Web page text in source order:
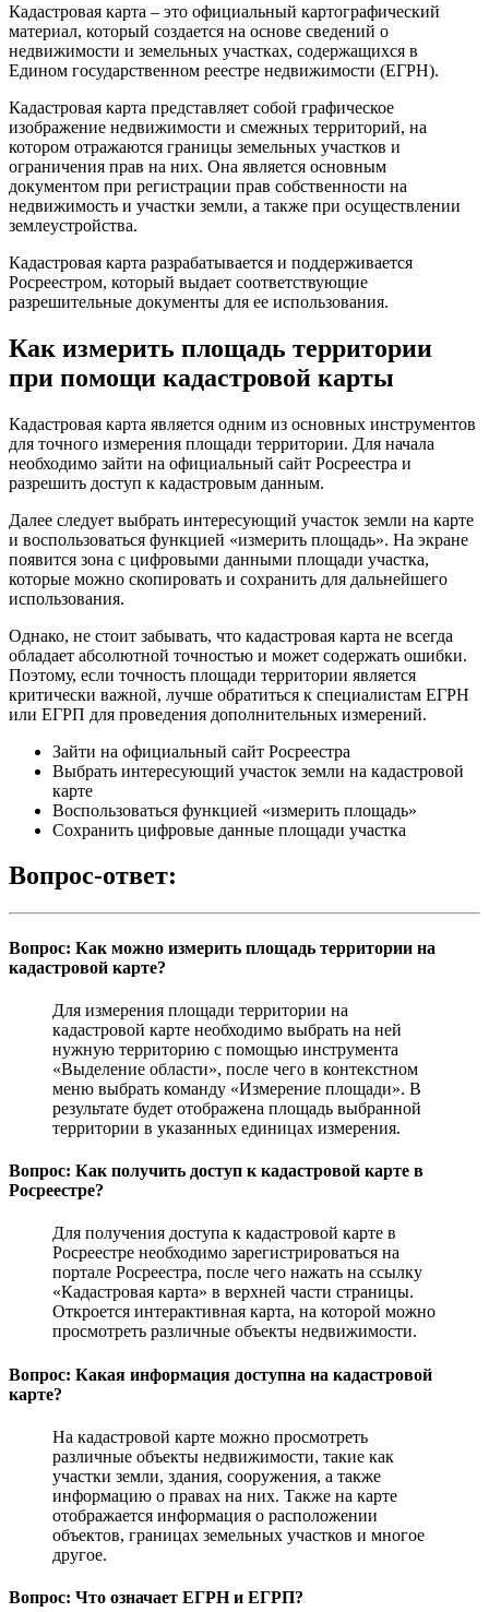
Кадастровая карта – это официальный картографический
материал, который создается на основе сведений о
недвижимости и земельных участках, содержащихся в
Едином государственном реестре недвижимости (ЕГРН).
Кадастровая карта представляет собой графическое
изображение недвижимости и смежных территорий, на
котором отражаются границы земельных участков и
ограничения прав на них. Она является основным
документом при регистрации прав собственности на
недвижимость и участки земли, а также при осуществлении
землеустройства.
Кадастровая карта разрабатывается и поддерживается
Росреестром, который выдает соответствующие
разрешительные документы для ее использования.
Как измерить площадь территории
при помощи кадастровой карты
Кадастровая карта является одним из основных инструментов
для точного измерения площади территории. Для начала
необходимо зайти на официальный сайт Росреестра и
разрешить доступ к кадастровым данным.
Далее следует выбрать интересующий участок земли на карте
и воспользоваться функцией «измерить площадь». На экране
появится зона с цифровыми данными площади участка,
которые можно скопировать и сохранить для дальнейшего
использования.
Однако, не стоит забывать, что кадастровая карта не всегда
обладает абсолютной точностью и может содержать ошибки.
Поэтому, если точность площади территории является
критически важной, лучше обратиться к специалистам ЕГРН
или ЕГРП для проведения дополнительных измерений.
Зайти на официальный сайт Росреестра
Выбрать интересующий участок земли на кадастровой
карте
Воспользоваться функцией «измерить площадь»
Сохранить цифровые данные площади участка
Вопрос-ответ:
Вопрос: Как можно измерить площадь территории на
кадастровой карте?
Для измерения площади территории на
кадастровой карте необходимо выбрать на ней
нужную территорию с помощью инструмента
«Выделение области», после чего в контекстном
меню выбрать команду «Измерение площади». В
результате будет отображена площадь выбранной
территории в указанных единицах измерения.
Вопрос: Как получить доступ к кадастровой карте в
Росреестре?
Для получения доступа к кадастровой карте в
Росреестре необходимо зарегистрироваться на
портале Росреестра, после чего нажать на ссылку
«Кадастровая карта» в верхней части страницы.
Откроется интерактивная карта, на которой можно
просмотреть различные объекты недвижимости.
Вопрос: Какая информация доступна на кадастровой
карте?
На кадастровой карте можно просмотреть
различные объекты недвижимости, такие как
участки земли, здания, сооружения, а также
информацию о правах на них. Также на карте
отображается информация о расположении
объектов, границах земельных участков и многое
другое.
Вопрос: Что означает ЕГРН и ЕГРП?